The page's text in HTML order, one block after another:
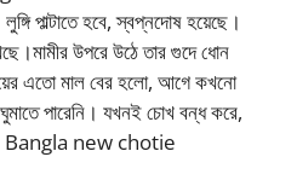
পাল্টাতে হবে, স্বপ্নদোষ হয়েছে।
উপরে উঠে তার গুদে ধোন
এতো মাল বের হলো, আগে কখনো
পারেনি। যখনই চোখ বন্ধ করে,
Bangla new chotie